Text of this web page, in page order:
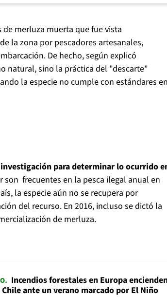
merluza muerta que fue vista
la zona por pescadores artesanales,
De hecho, según explicó
natural, sino la práctica del "descarte"
la especie no cumple con estándares en
para determinar lo ocurrido
son frecuentes en la pesca ilegal anual en
la especie aún no se recupera por
del recurso. En 2016, incluso se dictó la
de merluza.
Incendios forestales en Europa
ante un verano marcado por El Niño